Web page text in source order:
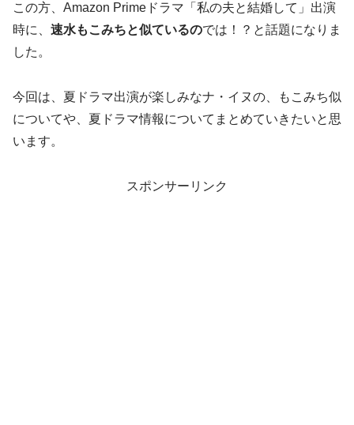
この方、Amazon Primeドラマ「私の夫と結婚して」出演
時に、 速水もこみちと似ているのでは！？と話題になりま
した。
今回は、夏ドラマ出演が楽しみなナ・イヌの、もこみち似
についてや、夏ドラマ情報についてまとめていきたいと思
います。
スポンサーリンク